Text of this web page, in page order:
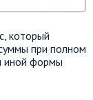
который
при полном
иной формы